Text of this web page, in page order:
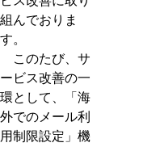
組んでおりま
す。
このたび、サ
ービス改善の一
環として、「海
外でのメール利
用制限設定」機